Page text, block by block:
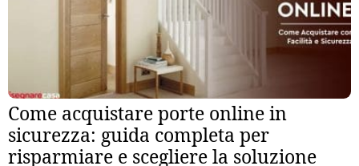
Come acquistare porte online in
sicurezza: guida completa per
risparmiare e scegliere la soluzione